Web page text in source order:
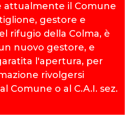
attualmente il Comune
gestore e
rifugio della Colma, è
nuovo gestore, e
l'apertura, per
rivolgersi
Comune o al C.A.I. sez.